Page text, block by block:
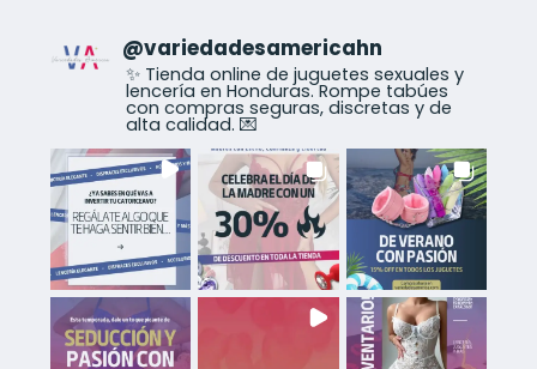
@variedadesamericahn
✨ Tienda online de juguetes sexuales y
lencería en Honduras. Rompe tabúes
con compras seguras, discretas y de
alta calidad. 💌